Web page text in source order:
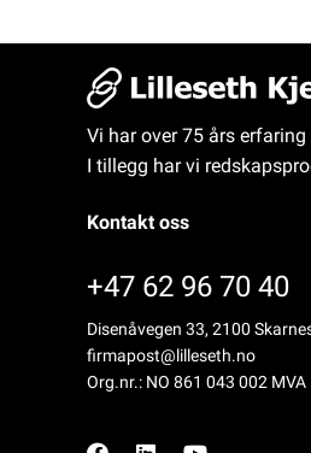
Vi har over 75 års
I tillegg har vi
Kontakt oss
+47 62 96 70 40
Disenåvegen 33, 2100
firmapost@lilleseth.no
Org.nr.: NO 861 043 002 MVA